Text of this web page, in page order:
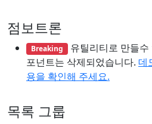
점보트론
Breaking 유틸리티로 만들수
포넌트는 삭제되었습니다. 데
용을 확인해 주세요.
목록 그룹